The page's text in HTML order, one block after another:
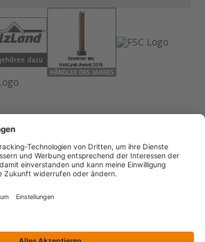
Impressum
Datenschutz